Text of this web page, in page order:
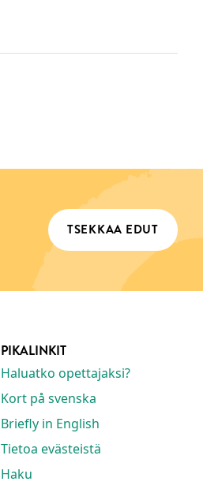
TSEKKAA EDUT
PIKALINKIT
Haluatko opettajaksi?
Kort på svenska
Briefly in English
Tietoa evästeistä
Haku